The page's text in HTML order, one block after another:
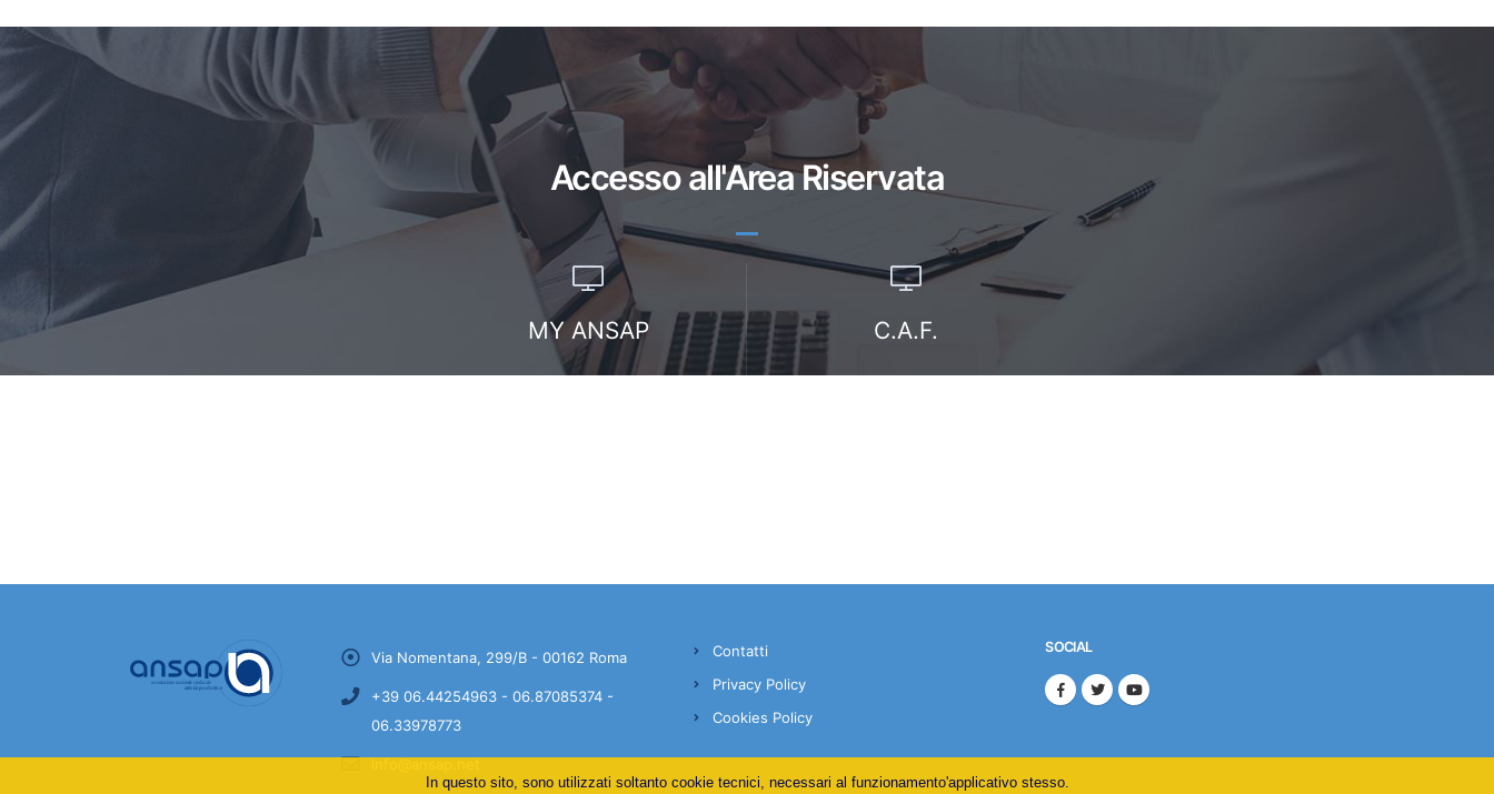
Accesso all'Area Riservata
MY ANSAP C.A.F.
Via Nomentana, 299/B - 00162 Roma
+39 06.44254963 - 06.87085374 -
06.33978773
Contatti
Privacy Policy
Cookies Policy
SOCIAL
In questo sito, sono utilizzati soltanto cookie tecnici, necessari al funzionamento'applicativo stesso.